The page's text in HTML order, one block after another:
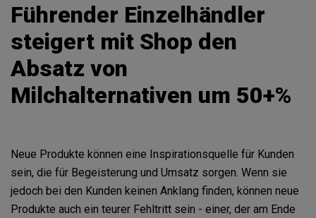
Führender Einzelhändler
steigert mit Shop den
Absatz von
Milchalternativen um 50+%
Neue Produkte können eine Inspirationsquelle für Kunden
sein, die für Begeisterung und Umsatz sorgen. Wenn sie
jedoch bei den Kunden keinen Anklang finden, können neue
Produkte auch ein teurer Fehltritt sein - einer, der am Ende